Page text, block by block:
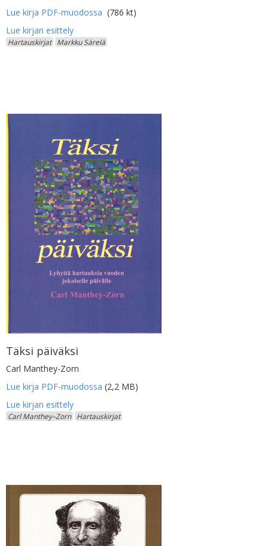
Lue kirja PDF-muodossa (786 kt)
Hartauskirjat Markku Särelä
Täksi päiväksi
Carl Manthey-Zorn
Lue kirja PDF-muodossa (2,2 MB)
Carl Manthey–Zorn Hartauskirjat